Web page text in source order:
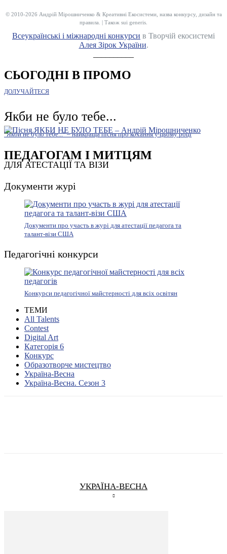
© 2010-2026 Андрій Мірошниченко & Креативні Екосистеми, назва конкурсу, дизайн та
правила. | Також sui generis.
Всеукраїнські і міжнародні конкурси в Творчій екосистемі
Алея Зірок України.
СЬОГОДНІ В ПРОМО
ДОЛУЧАЙТЕСЯ
Якби не було тебе...
"Якби не було тебе..." – найкраща пісня про кохання у цьому році
ПЕДАГОГАМ І МИТЦЯМ
ДЛЯ АТЕСТАЦІЇ ТА ВІЗИ
Документи журі
Документи про участь в журі для атестації педагога та
талант-візи США
Педагогічні конкурси
Конкурси педагогічної майстерності для всіх освітян
ТЕМИ
All Talents
Contest
Digital Art
Категорія 6
Конкурс
Образотворче мистецтво
Україна-Весна
Україна-Весна. Сезон 3
УКРАЇНА-ВЕСНА